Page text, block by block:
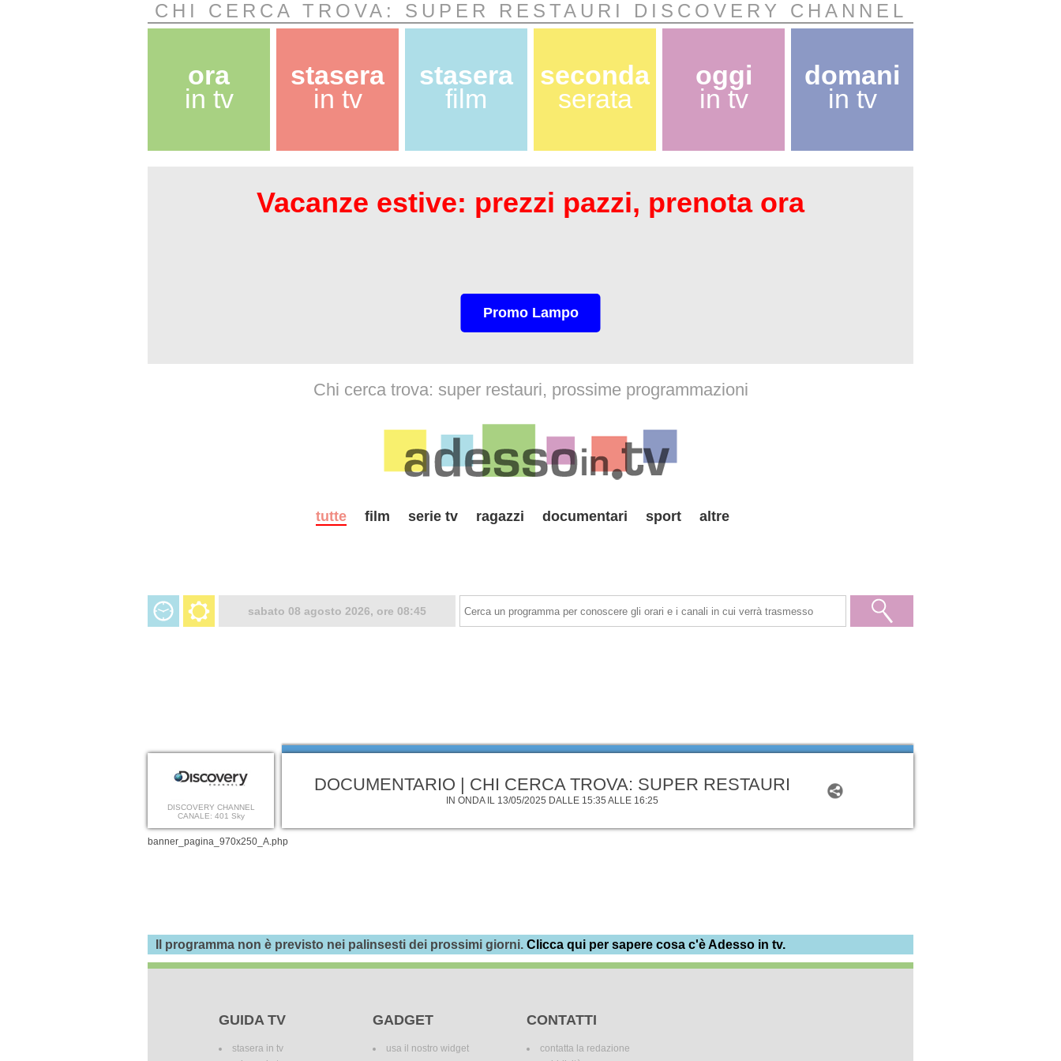
CHI CERCA TROVA: SUPER RESTAURI DISCOVERY CHANNEL
ora
in tv
stasera
in tv
stasera
film
seconda
serata
oggi
in tv
domani
in tv
Vacanze estive: prezzi pazzi, prenota ora
Promo Lampo
Chi cerca trova: super restauri, prossime programmazioni
tutte film serie tv ragazzi documentari sport altre
sabato 08 agosto 2026, ore 08:45
DISCOVERY CHANNEL
CANALE: 401 Sky
DOCUMENTARIO | CHI CERCA TROVA: SUPER RESTAURI
IN ONDA IL 13/05/2025 DALLE 15:35 ALLE 16:25
banner_pagina_970x250_A.php
Il programma non è previsto nei palinsesti dei prossimi giorni. Clicca qui per sapere cosa c'è Adesso in tv.
GUIDA TV
stasera in tv
GADGET
usa il nostro widget
CONTATTI
contatta la redazione